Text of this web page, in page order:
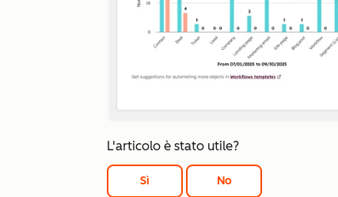
L'articolo è stato utile?
Sì No